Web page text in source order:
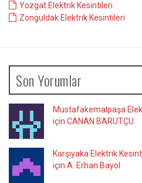
Yozgat Elektrik Kesintileri
Zonguldak Elektrik Kesintileri
Son Yorumlar
Mustafakemalpaşa
için CANAN BARUTÇU
Karşıyaka Elektrik
için A. Erhan Bayol